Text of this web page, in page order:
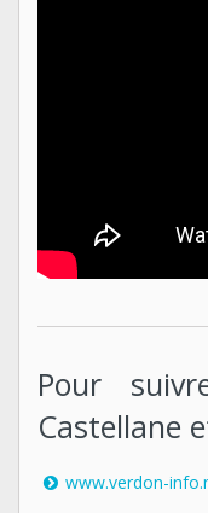
Pour
Castellane
www.verdon-